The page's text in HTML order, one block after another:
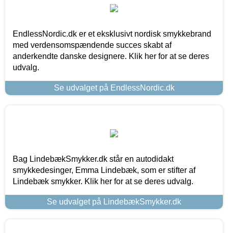
EndlessNordic.dk er et eksklusivt nordisk smykkebrand
med verdensomspændende succes skabt af
anderkendte danske designere. Klik her for at se deres
udvalg.
Se udvalget på EndlessNordic.dk
Bag LindebækSmykker.dk står en autodidakt
smykkedesinger, Emma Lindebæk, som er stifter af
Lindebæk smykker. Klik her for at se deres udvalg.
Se udvalget på LindebækSmykker.dk